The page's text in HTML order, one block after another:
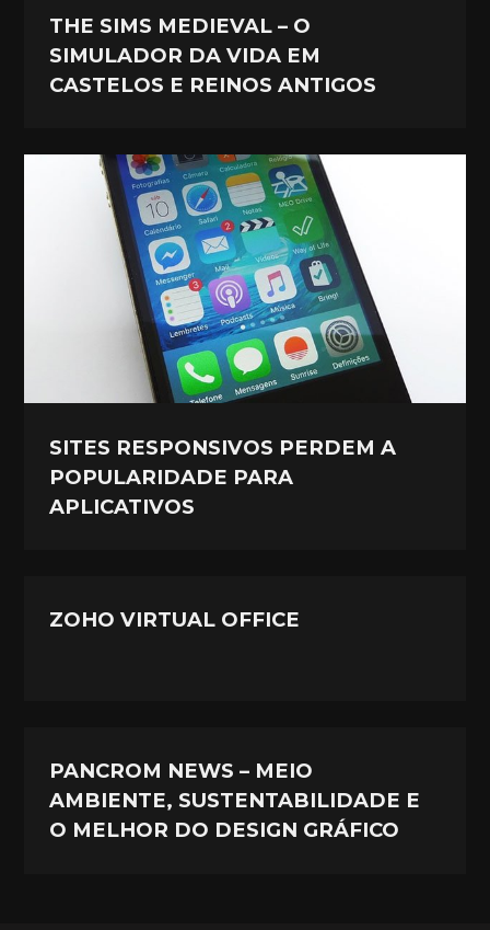
THE SIMS MEDIEVAL – O
SIMULADOR DA VIDA EM
CASTELOS E REINOS ANTIGOS
SITES RESPONSIVOS PERDEM A
POPULARIDADE PARA
APLICATIVOS
ZOHO VIRTUAL OFFICE
PANCROM NEWS – MEIO
AMBIENTE, SUSTENTABILIDADE E
O MELHOR DO DESIGN GRÁFICO